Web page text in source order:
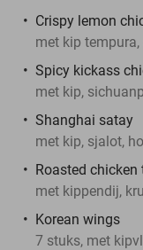
Crispy lemon
met kip
Spicy kickass
met kip,
Shanghai satay
met kip, sjalot,
Roasted chicken
met kippendij,
Korean wings
7 stuks, met